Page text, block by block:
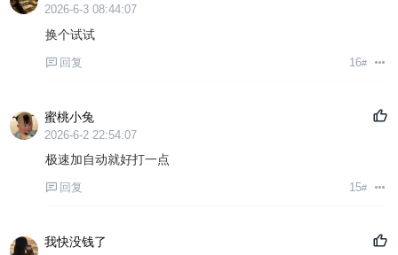
2026-6-3 08:44:07
换个试试
回复 16#
蜜桃小兔
2026-6-2 22:54:07
极速加自动就好打一点
回复 15#
我快没钱了